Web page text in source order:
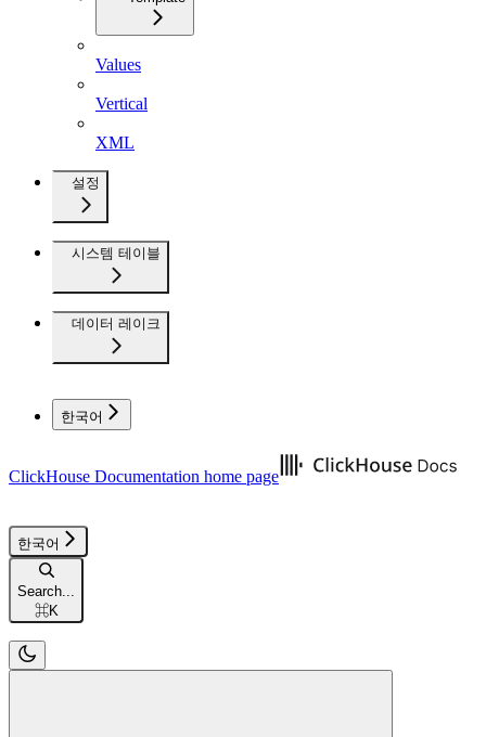
Values
Vertical
XML
설정
시스템 테이블
데이터 레이크
한국어
ClickHouse Documentation home page
한국어
Search...
⌘K